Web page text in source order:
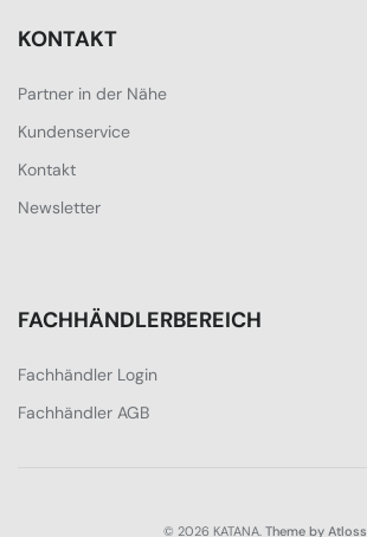
KONTAKT
Partner in der Nähe
Kundenservice
Kontakt
Newsletter
FACHHÄNDLERBEREICH
Fachhändler Login
Fachhändler AGB
© 2026 KATANA. Theme by Atloss